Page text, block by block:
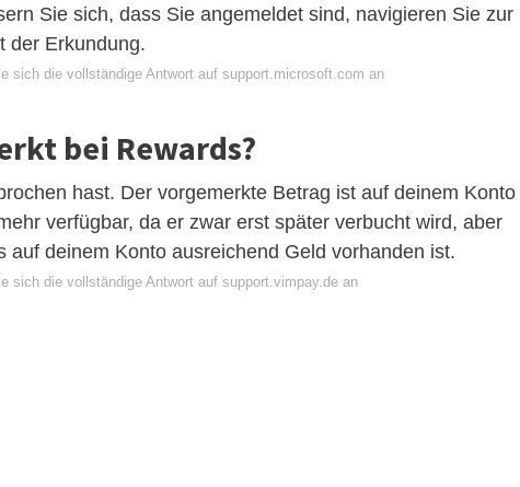
Sie sich, dass Sie angemeldet sind, navigieren Sie zur
der Erkundung.
sich die vollständige Antwort auf support.microsoft.com an
bei Rewards?
hast. Der vorgemerkte Betrag ist auf deinem Konto
verfügbar, da er zwar erst später verbucht wird, aber
deinem Konto ausreichend Geld vorhanden ist.
sich die vollständige Antwort auf support.vimpay.de an